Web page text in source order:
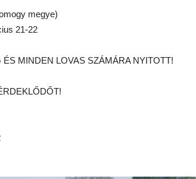
megye)
21-22
MINDEN LOVAS SZÁMÁRA NYITOTT!